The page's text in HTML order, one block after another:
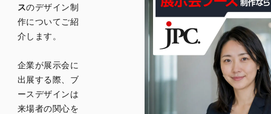
スのデザイン制
作についてご紹
介します。
企業が展示会に
出展する際、ブ
ースデザインは
来場者の関心を